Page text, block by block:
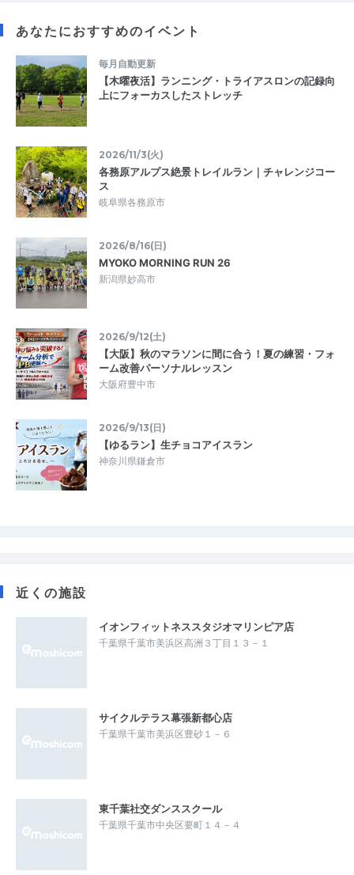
あなたにおすすめのイベント
毎月自動更新
【木曜夜活】ランニング・トライアスロンの記録向
上にフォーカスしたストレッチ
2026/11/3(火)
各務原アルプス絶景トレイルラン｜チャレンジコー
ス
岐阜県各務原市
2026/8/16(日)
MYOKO MORNING RUN 26
新潟県妙高市
2026/9/12(土)
【大阪】秋のマラソンに間に合う！夏の練習・フォ
ーム改善パーソナルレッスン
大阪府豊中市
2026/9/13(日)
【ゆるラン】生チョコアイスラン
神奈川県鎌倉市
近くの施設
イオンフィットネススタジオマリンピア店
千葉県千葉市美浜区高洲３丁目１３－１
サイクルテラス幕張新都心店
千葉県千葉市美浜区豊砂１－６
東千葉社交ダンススクール
千葉県千葉市中央区要町１４－４